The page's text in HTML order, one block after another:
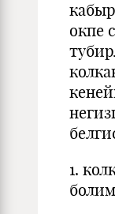
окпе
1.